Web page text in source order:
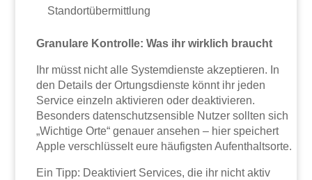
Standortübermittlung
Granulare Kontrolle: Was ihr wirklich braucht
Ihr müsst nicht alle Systemdienste akzeptieren. In
den Details der Ortungsdienste könnt ihr jeden
Service einzeln aktivieren oder deaktivieren.
Besonders datenschutzsensible Nutzer sollten sich
„Wichtige Orte“ genauer ansehen – hier speichert
Apple verschlüsselt eure häufigsten Aufenthaltsorte.
Ein Tipp: Deaktiviert Services, die ihr nicht aktiv